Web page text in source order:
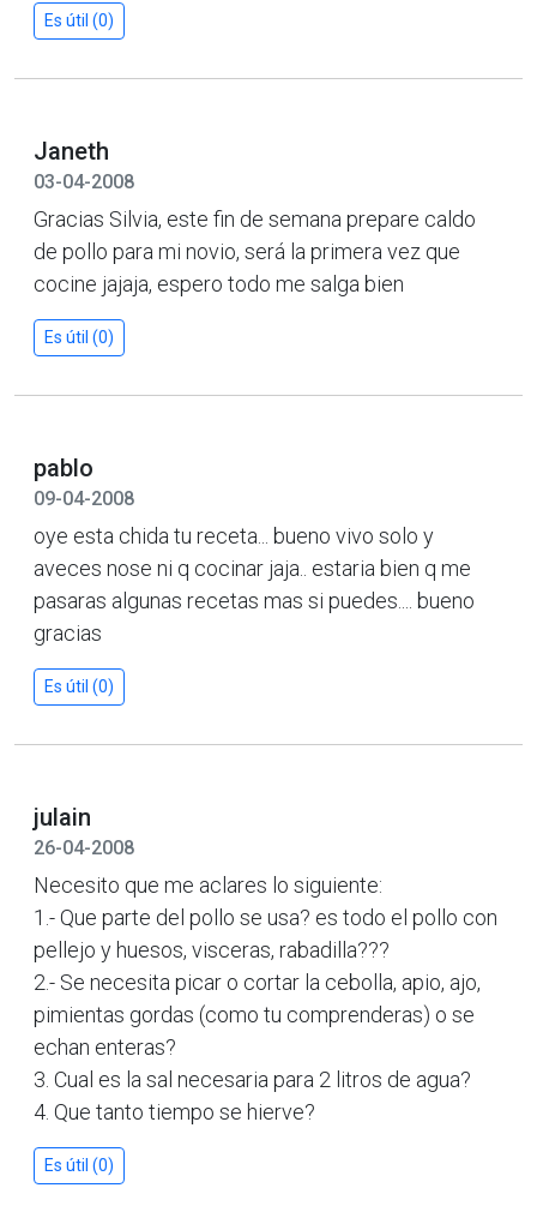
Es útil (0)
Janeth
03-04-2008
Gracias Silvia, este fin de semana prepare caldo
de pollo para mi novio, será la primera vez que
cocine jajaja, espero todo me salga bien
Es útil (0)
pablo
09-04-2008
oye esta chida tu receta... bueno vivo solo y
aveces nose ni q cocinar jaja.. estaria bien q me
pasaras algunas recetas mas si puedes.... bueno
gracias
Es útil (0)
julain
26-04-2008
Necesito que me aclares lo siguiente:
1.- Que parte del pollo se usa? es todo el pollo con
pellejo y huesos, visceras, rabadilla???
2.- Se necesita picar o cortar la cebolla, apio, ajo,
pimientas gordas (como tu comprenderas) o se
echan enteras?
3. Cual es la sal necesaria para 2 litros de agua?
4. Que tanto tiempo se hierve?
Es útil (0)